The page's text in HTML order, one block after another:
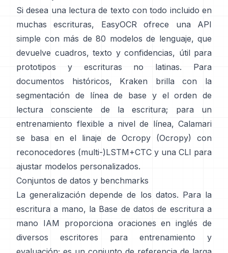
Si desea una lectura de texto con todo incluido en
muchas escrituras,
EasyOCR
ofrece una API
simple con más de 80 modelos de lenguaje, que
devuelve cuadros, texto y confidencias, útil para
prototipos y escrituras no latinas. Para
documentos históricos,
Kraken
brilla con la
segmentación de línea de base y el orden de
lectura consciente de la escritura; para un
entrenamiento flexible a nivel de línea, Calamari
se basa en el linaje de Ocropy (Ocropy) con
reconocedores (multi-)LSTM+CTC y una CLI para
ajustar modelos personalizados.
Conjuntos de datos y benchmarks
La generalización depende de los datos. Para la
escritura a mano, la Base de datos de escritura a
mano IAM
proporciona oraciones en inglés de
diversos escritores para entrenamiento y